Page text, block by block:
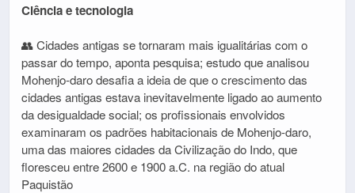
Ciência e tecnologia
👥 Cidades antigas se tornaram mais igualitárias com o
passar do tempo, aponta pesquisa; estudo que analisou
Mohenjo-daro desafia a ideia de que o crescimento das
cidades antigas estava inevitavelmente ligado ao aumento
da desigualdade social; os profissionais envolvidos
examinaram os padrões habitacionais de Mohenjo-daro,
uma das maiores cidades da Civilização do Indo, que
floresceu entre 2600 e 1900 a.C. na região do atual
Paquistão